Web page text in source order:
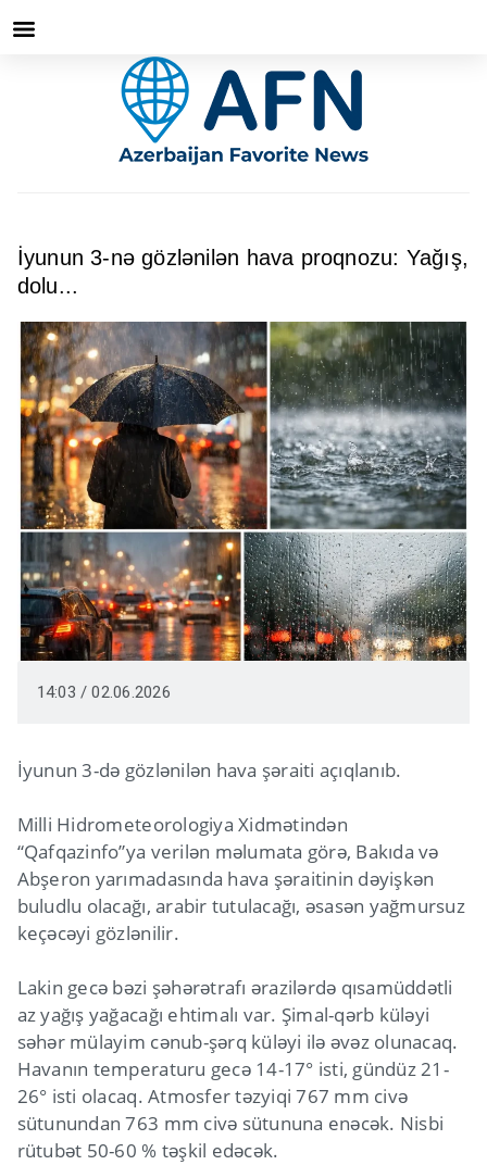
İyunun 3-nə gözlənilən hava proqnozu: Yağış,
dolu...
14:03 / 02.06.2026
İyunun 3-də gözlənilən hava şəraiti açıqlanıb.
Milli Hidrometeorologiya Xidmətindən
“Qafqazinfo”ya verilən məlumata görə, Bakıda və
Abşeron yarımadasında hava şəraitinin dəyişkən
buludlu olacağı, arabir tutulacağı, əsasən yağmursuz
keçəcəyi gözlənilir.
Lakin gecə bəzi şəhərətrafı ərazilərdə qısamüddətli
az yağış yağacağı ehtimalı var. Şimal-qərb küləyi
səhər mülayim cənub-şərq küləyi ilə əvəz olunacaq.
Havanın temperaturu gecə 14-17° isti, gündüz 21-
26° isti olacaq. Atmosfer təzyiqi 767 mm civə
sütunundan 763 mm civə sütununa enəcək. Nisbi
rütubət 50-60 % təşkil edəcək.